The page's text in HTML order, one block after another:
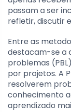
passam a ser
refletir, discutir
Entre as
destacam-se a
problemas
por projetos. A
resolverem
conhecimento
aprendizado